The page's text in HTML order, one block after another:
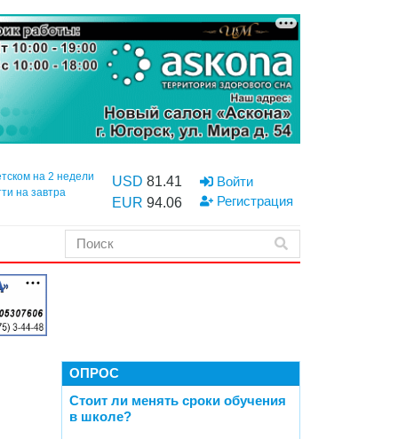
на 2 недели
на завтра
USD 81.41
EUR 94.06
Войти
Регистрация
ОПРОС
Стоит ли менять сроки обучения
в школе?